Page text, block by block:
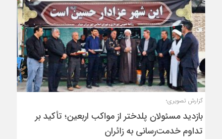
گزارش تصویری؛
بازدید مسئولان پلدختر از مواکب اربعین؛ تأکید بر
تداوم خدمت‌رسانی به زائران